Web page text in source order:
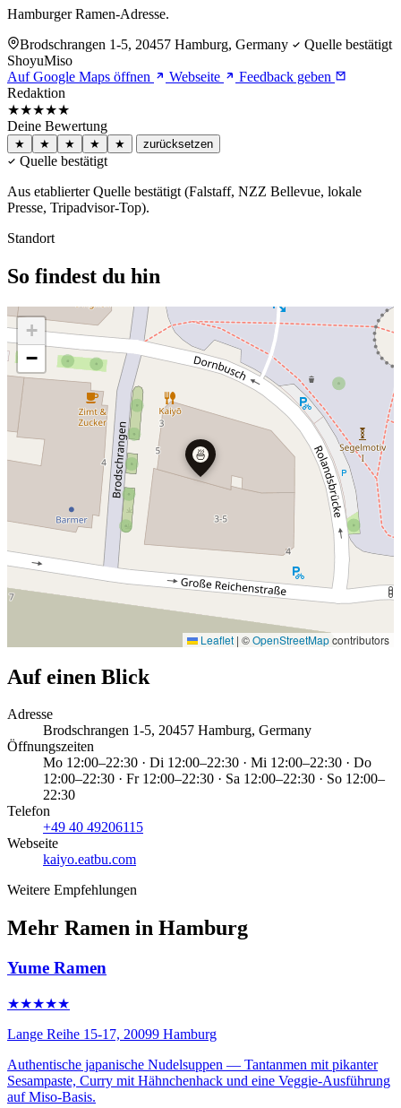
Hamburger Ramen-Adresse.
Brodschrangen 1-5, 20457 Hamburg, Germany
Quelle bestätigt
ShoyuMiso
Auf Google Maps öffnen
Webseite
Feedback geben
Redaktion
★★★★★
Deine Bewertung
★ ★ ★ ★ ★ zurücksetzen
Quelle bestätigt
Aus etablierter Quelle bestätigt (Falstaff, NZZ Bellevue, lokale
Presse, Tripadvisor-Top).
Standort
So findest du hin
🍜
+
−
Leaflet | ©OpenStreetMapcontributors
Auf einen Blick
Adresse
Brodschrangen 1-5, 20457 Hamburg, Germany
Öffnungszeiten
Mo 12:00–22:30 · Di 12:00–22:30 · Mi 12:00–22:30 · Do
12:00–22:30 · Fr 12:00–22:30 · Sa 12:00–22:30 · So 12:00–
22:30
Telefon
+49 40 49206115
Webseite
kaiyo.eatbu.com
Weitere Empfehlungen
Mehr Ramen in Hamburg
Yume Ramen
★★★★★
Lange Reihe 15-17, 20099 Hamburg
Authentische japanische Nudelsuppen — Tantanmen mit pikanter
Sesampaste, Curry mit Hähnchenhack und eine Veggie-Ausführung
auf Miso-Basis.